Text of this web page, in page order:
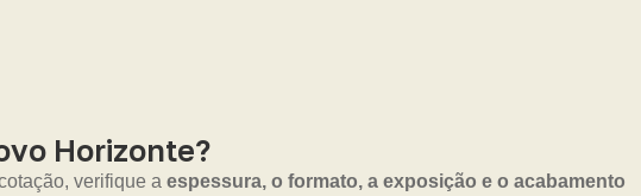
Horizonte?
verifique a espessura, o formato, a exposição e o acabamento